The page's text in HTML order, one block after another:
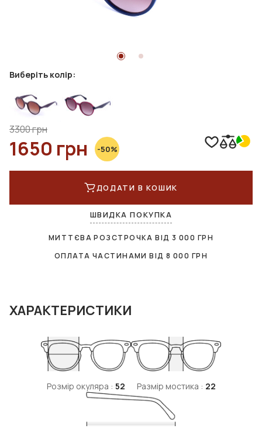
Виберіть колір:
3300 грн
1650 грн -50%
ДОДАТИ В КОШИК
ШВИДКА ПОКУПКА
МИТТЄВА РОЗСТРОЧКА ВІД 3 000 ГРН
ОПЛАТА ЧАСТИНАМИ ВІД8 000 ГРН
ХАРАКТЕРИСТИКИ
Розмір окуляра : 52 Размір мостика : 22